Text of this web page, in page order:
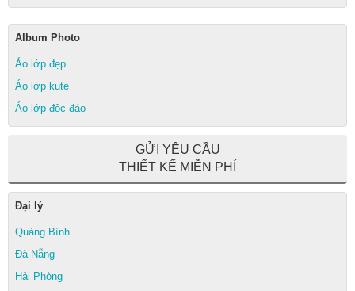
Album Photo
Áo lớp đẹp
Áo lớp kute
Áo lớp độc đáo
GỬI YÊU CẦU
THIẾT KẾ MIỄN PHÍ
Đại lý
Quảng Bình
Đà Nẵng
Hải Phòng